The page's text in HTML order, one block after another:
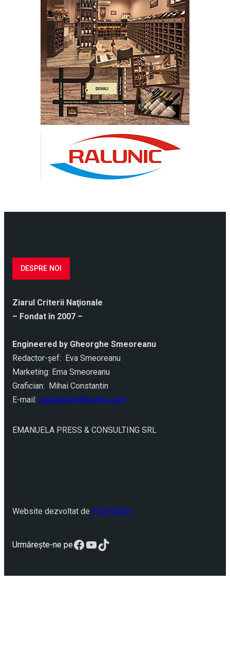
DESPRE NOI
Ziarul Criterii Naţionale
– Fondat în 2007 –
Engineered by Gheorghe Smeoreanu
Redactor-şef: Eva Smeoreanu
Marketing: Ema Smeoreanu
Grafician: Mihai Constantin
E-mail: ziarulcriterii@yahoo.com
EMANUELA PRESS & CONSULTING SRL
Website dezvoltat de POLYTECH
Urmărește-ne peFacebook
YouTube
TikTok